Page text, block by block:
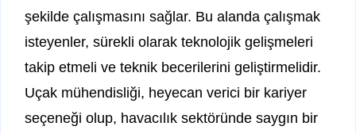
şekilde çalışmasını sağlar. Bu alanda çalışmak
isteyenler, sürekli olarak teknolojik gelişmeleri
takip etmeli ve teknik becerilerini geliştirmelidir.
Uçak mühendisliği, heyecan verici bir kariyer
seçeneği olup, havacılık sektöründe saygın bir